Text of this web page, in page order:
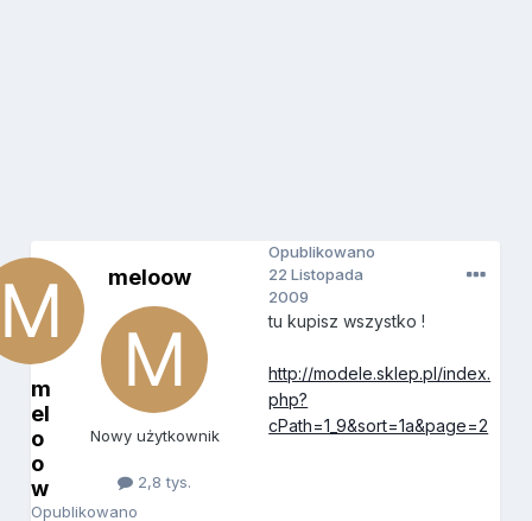
m
el
o
o
w
Opublikowano
meloow
Nowy użytkownik
2,8 tys.
Opublikowano
22 Listopada
2009
tu kupisz wszystko !
http://modele.sklep.pl/index.
php?
cPath=1_9&sort=1a&page=2